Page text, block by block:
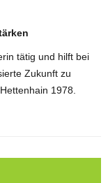
tätig und hilft bei
Zukunft zu
1978.